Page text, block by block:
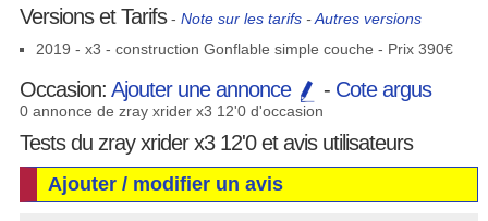
Versions et Tarifs- Note sur les tarifs-Autres versions
2019 - x3 - construction Gonflable simple couche - Prix 390€
Occasion: Ajouter une annonce - Cote argus
0 annonce de zray xrider x3 12'0 d'occasion
Tests du zray xrider x3 12'0 et avis utilisateurs
Ajouter / modifier un avis